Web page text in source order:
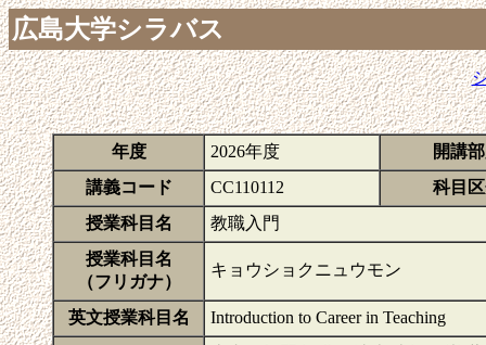
広島大学シラバス
年度 2026年度
開講
講義コード
CC110112
科目
授業科目名
教職入門
授業科目名
（フリガナ）
キョウショクニュウモン
英文授業科目名 Introduction to Career in Teaching